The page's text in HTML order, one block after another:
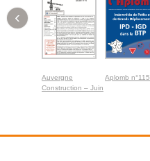
Auvergne
Construction – Juin
Aplomb n°115
‹